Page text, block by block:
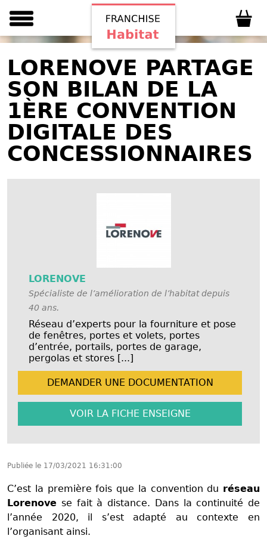
LORENOVE PARTAGE
SON BILAN DE LA
1ÈRE CONVENTION
DIGITALE DES
CONCESSIONNAIRES
LORENOVE
Spécialiste de l’amélioration de l’habitat depuis
40 ans.
Réseau d’experts pour la fourniture et pose
de fenêtres, portes et volets, portes
d’entrée, portails, portes de garage,
pergolas et stores [...]
DEMANDER UNE DOCUMENTATION
VOIR LA FICHE ENSEIGNE
Publiée le 17/03/2021 16:31:00
C’est la première fois que la convention du réseau
Lorenove se fait à distance. Dans la continuité de
l’année 2020, il s’est adapté au contexte en
l’organisant ainsi.